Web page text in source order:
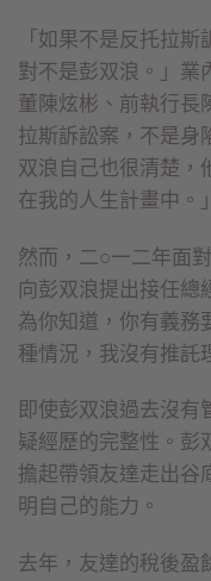
「如果不是反托拉
對不是彭双浪。」業
董陳炫彬、前執行長
拉斯訴訟案，不是身
双浪自己也很清楚，
在我的人生計畫中。」
然而，二○一二年面
向彭双浪提出接任總
為你知道，你有義務
種情況，我沒有推託理
即使彭双浪過去沒有
疑經歷的完整性。彭
擔起帶領友達走出谷
明自己的能力。
去年，友達的稅後盈